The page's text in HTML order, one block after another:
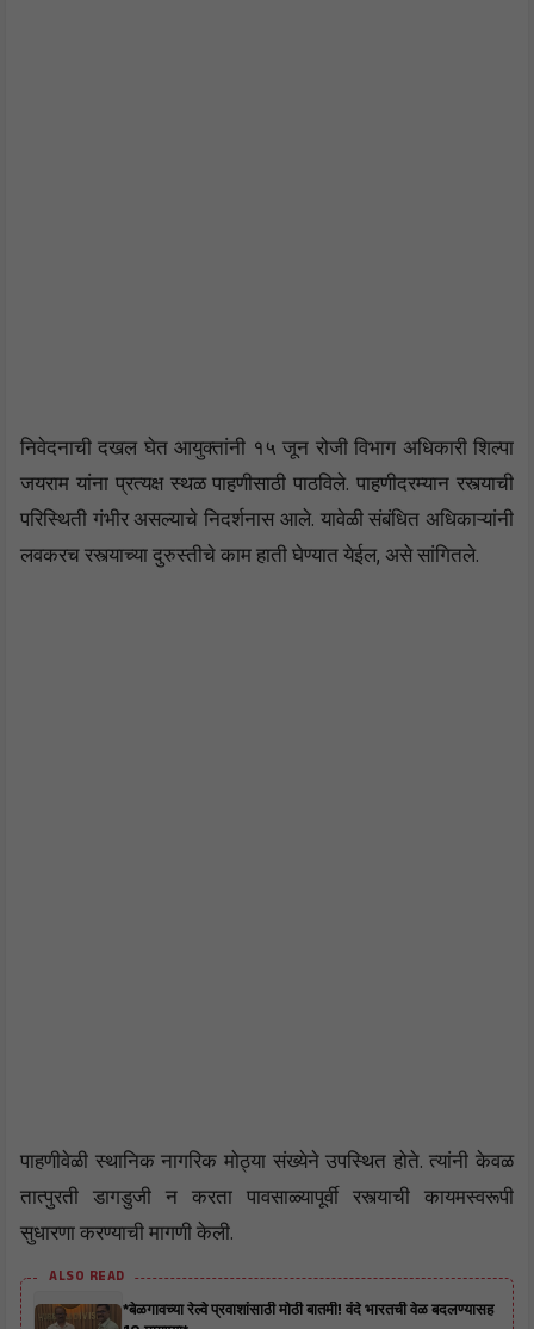
निवेदनाची दखल घेत आयुक्तांनी १५ जून रोजी विभाग अधिकारी शिल्पा
जयराम यांना प्रत्यक्ष स्थळ पाहणीसाठी पाठविले. पाहणीदरम्यान रस्त्याची
परिस्थिती गंभीर असल्याचे निदर्शनास आले. यावेळी संबंधित अधिकाऱ्यांनी
लवकरच रस्त्याच्या दुरुस्तीचे काम हाती घेण्यात येईल, असे सांगितले.
पाहणीवेळी स्थानिक नागरिक मोठ्या संख्येने उपस्थित होते. त्यांनी केवळ
तात्पुरती डागडुजी न करता पावसाळ्यापूर्वी रस्त्याची कायमस्वरूपी
सुधारणा करण्याची मागणी केली.
ALSO READ
*बेळगावच्या रेल्वे प्रवाशांसाठी मोठी बातमी! वंदे भारतची वेळ बदलण्यासह